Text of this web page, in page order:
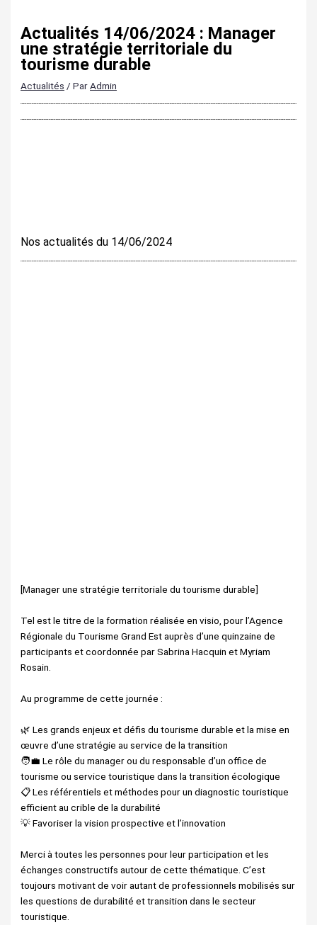
Actualités 14/06/2024 : Manager
une stratégie territoriale du
tourisme durable
Actualités / ParAdmin
Nos actualités du 14/06/2024
[Manager une stratégie territoriale du tourisme durable]
Tel est le titre de la formation réalisée en visio, pour l’Agence
Régionale du Tourisme Grand Est auprès d’une quinzaine de
participants et coordonnée par Sabrina Hacquin et Myriam
Rosain.
Au programme de cette journée :
🌿 Les grands enjeux et défis du tourisme durable et la mise en
œuvre d’une stratégie au service de la transition
🧑‍💼 Le rôle du manager ou du responsable d’un office de
tourisme ou service touristique dans la transition écologique
📋 Les référentiels et méthodes pour un diagnostic touristique
efficient au crible de la durabilité
💡 Favoriser la vision prospective et l’innovation
Merci à toutes les personnes pour leur participation et les
échanges constructifs autour de cette thématique. C’est
toujours motivant de voir autant de professionnels mobilisés sur
les questions de durabilité et transition dans le secteur
touristique.